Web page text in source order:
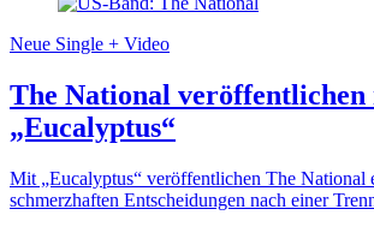
Neue Single + Video
The National veröffentlichen
„Eucalyptus“
Mit „Eucalyptus“ veröffentlichen The National
schmerzhaften Entscheidungen nach einer